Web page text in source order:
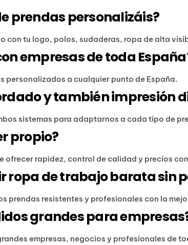
prendas personalizáis?
con tu logo, polos, sudaderas, ropa de alta
empresas de toda
personalizados a cualquier punto de España.
y también impresión
sistemas para adaptarnos a cada tipo de
propio?
ofrecer rapidez, control de calidad y precios
ropa de trabajo barata sin
prendas resistentes y profesionales con la
grandes para
empresas, negocios y profesionales de